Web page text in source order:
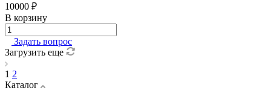
10000 ₽
В корзину
Задать вопрос
Загрузить еще
1 2
Каталог